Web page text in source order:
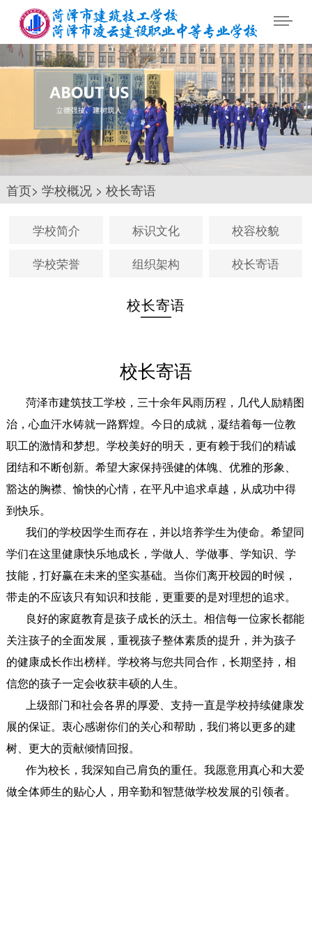
首页> 学校概况> 校长寄语
学校简介 标识文化
校容校貌
学校荣誉
组织架构 校长寄语
校长寄语
校长寄语
菏泽市建筑技工学校，三十余年风雨历程，几代人励精图
治，心血汗水铸就一路辉煌。今日的成就，凝结着每一位教
职工的激情和梦想。学校美好的明天，更有赖于我们的精诚
团结和不断创新。希望大家保持强健的体魄、优雅的形象、
豁达的胸襟、愉快的心情，在平凡中追求卓越，从成功中得
到快乐。
我们的学校因学生而存在，并以培养学生为使命。希望同
学们在这里健康快乐地成长，学做人、学做事、学知识、学
技能，打好赢在未来的坚实基础。当你们离开校园的时候，
带走的不应该只有知识和技能，更重要的是对理想的追求。
良好的家庭教育是孩子成长的沃土。相信每一位家长都能
关注孩子的全面发展，重视孩子整体素质的提升，并为孩子
的健康成长作出榜样。学校将与您共同合作，长期坚持，相
信您的孩子一定会收获丰硕的人生。
上级部门和社会各界的厚爱、支持一直是学校持续健康发
展的保证。衷心感谢你们的关心和帮助，我们将以更多的建
树、更大的贡献倾情回报。
作为校长，我深知自己肩负的重任。我愿意用真心和大爱
做全体师生的贴心人，用辛勤和智慧做学校发展的引领者。